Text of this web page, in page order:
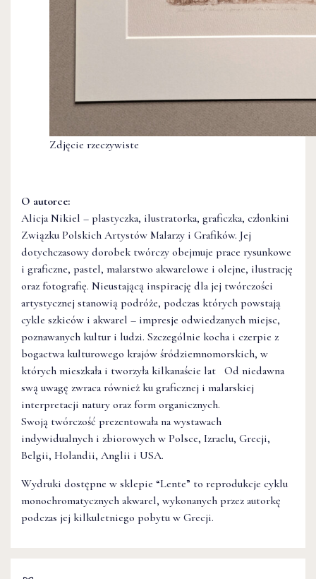
Zdjęcie rzeczywiste
O autorce:
Alicja Nikiel – plastyczka, ilustratorka, graficzka, członkini
Związku Polskich Artystów Malarzy i Grafików. Jej
dotychczasowy dorobek twórczy obejmuje prace rysunkowe
i graficzne, pastel, malarstwo akwarelowe i olejne, ilustrację
oraz fotografię. Nieustającą inspirację dla jej twórczości
artystycznej stanowią podróże, podczas których powstają
cykle szkiców i akwarel – impresje odwiedzanych miejsc,
poznawanych kultur i ludzi. Szczególnie kocha i czerpie z
bogactwa kulturowego krajów śródziemnomorskich, w
których mieszkała i tworzyła kilkanaście lat Od niedawna
swą uwagę zwraca również ku graficznej i malarskiej
interpretacji natury oraz form organicznych.
Swoją twórczość prezentowała na wystawach
indywidualnych i zbiorowych w Polsce, Izraelu, Grecji,
Belgii, Holandii, Anglii i USA.
Wydruki dostępne w sklepie “Lente” to reprodukcje cyklu
monochromatycznych akwarel, wykonanych przez autorkę
podczas jej kilkuletniego pobytu w Grecji.